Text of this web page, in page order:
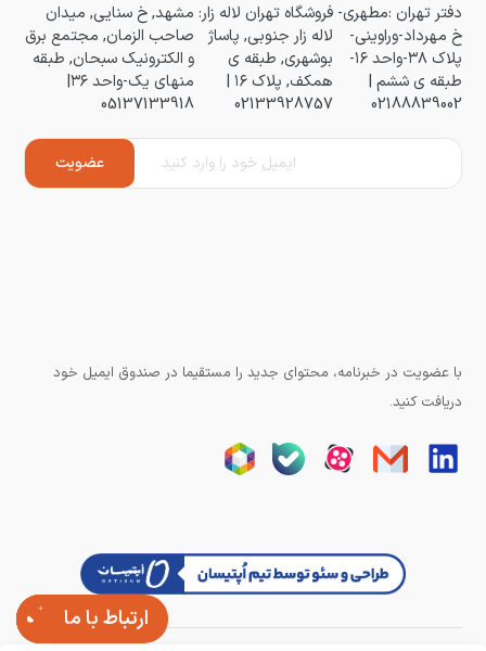
ارتباط با ما
دفتر تهران :مطهری-
خ مهرداد-وراوینی-
پلاک ۳۸-واحد ۱۶-
طبقه ی ششم |
02188839002
فروشگاه تهران لاله زار:
لاله زار جنوبی, پاساژ
بوشهری, طبقه ی
همکف, پلاک ۱۶ |
02133928757
مشهد, خ سنایی, میدان
صاحب الزمان, مجتمع برق
و الکترونیک سبحان, طبقه
منهای یک-واحد ۳۶|
05137133918
با عضویت در خبرنامه، محتوای جدید را مستقیما در صندوق ایمیل خود
دریافت کنید.